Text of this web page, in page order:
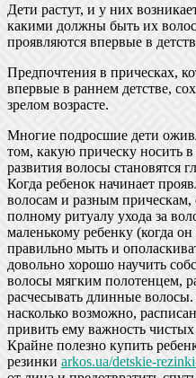
Дети растут, и у них
какими должны быть их
проявляются впервые в
Предпочтения в прическах,
впервые в раннем детстве,
зрелом возрасте.
Многие подросшие дети
том, какую прическу носить
развития волосы становятся
Когда ребенок начинает
волосам и разным прическам,
полному ритуалу ухода за
маленькому ребенку (когда
правильно мыть и
довольно хорошо научить
волосы мягким полотенцем,
расчесывать длинные
насколько возможно,
привить ему важность
Крайне полезно купить
резинки arkos.ua/detskie-